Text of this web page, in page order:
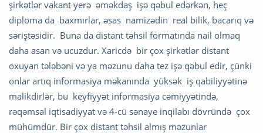
şirkətlər vakant yerə əməkdaş işə qəbul edərkən, heç
diploma da baxmırlar, əsas namizədin real bilik, bacarıq və
səriştəsidir. Buna da distant təhsil formatında nail olmaq
daha asan və ucuzdur. Xaricdə bir çox şirkətlər distant
oxuyan tələbəni və ya məzunu daha tez işə qəbul edir, çünki
onlar artıq informasiya məkanında yüksək iş qabiliyyətinə
malikdirlər, bu keyfiyyət informasiya cəmiyyətində,
rəqəmsal iqtisadiyyat və 4-cü sənaye inqilabı dövründə çox
mühümdür. Bir çox distant təhsil almış məzunlar